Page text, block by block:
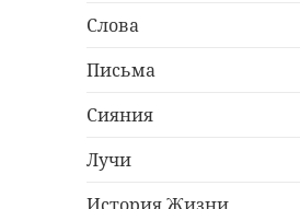
Слова
Письма
Сияния
Лучи